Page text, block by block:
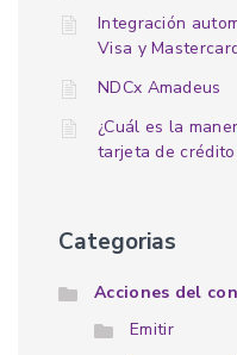
Integración
Visa y
NDCx Amadeus
¿Cuál es la
tarjeta de crédito
Categorias
Acciones del
Emitir